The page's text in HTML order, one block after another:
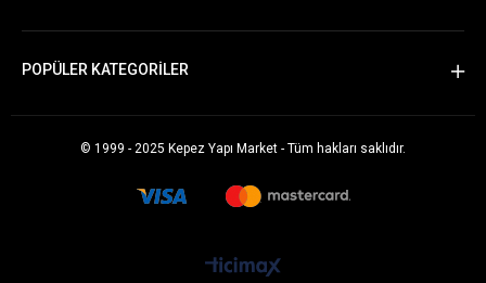
POPÜLER KATEGORİLER
© 1999 - 2025 Kepez Yapı Market - Tüm hakları saklıdır.